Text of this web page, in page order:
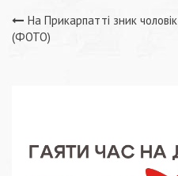
Навігація
На Прикарпатті зник чоловік
(ФОТО)